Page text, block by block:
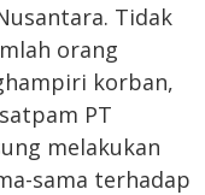
Tidak
orang
korban,
PT
melakukan
sama terhadap